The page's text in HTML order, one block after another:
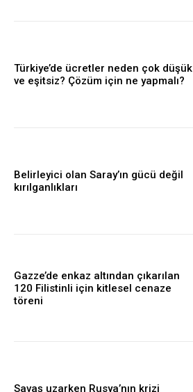
Türkiye’de ücretler neden çok düşük
ve eşitsiz? Çözüm için ne yapmalı?
Belirleyici olan Saray’ın gücü değil
kırılganlıkları
Gazze’de enkaz altından çıkarılan
120 Filistinli için kitlesel cenaze
töreni
Savaş uzarken Rusya’nın krizi